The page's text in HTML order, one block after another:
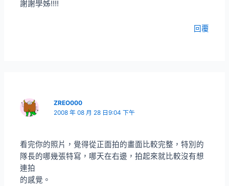
謝謝學姊!!!!
回覆
ZREO000
2008 年 08 月 28 日9:04 下午
看完你的照片，覺得從正面拍的畫面比較完整，特別的
隊長的哪幾張特寫，哪天在右邊，拍起來就比較沒有想
連拍
的感覺。